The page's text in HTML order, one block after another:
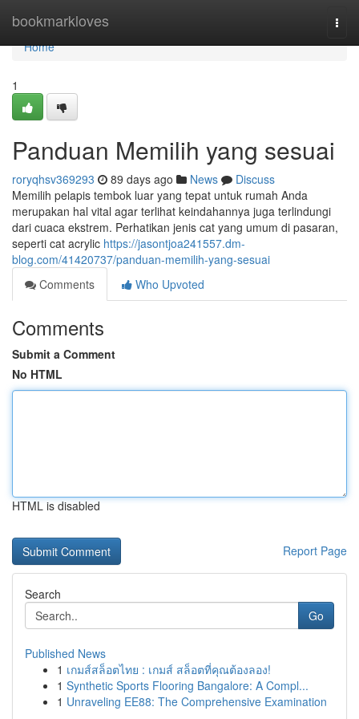
bookmarkloves
Home
Home
1
Panduan Memilih yang sesuai
roryqhsv369293 89 days ago News
Discuss
Memilih pelapis tembok luar yang tepat untuk rumah Anda
merupakan hal vital agar terlihat keindahannya juga terlindungi
dari cuaca ekstrem. Perhatikan jenis cat yang umum di pasaran,
seperti cat acrylic https://jasontjoa241557.dm-
blog.com/41420737/panduan-memilih-yang-sesuai
Comments
Who Upvoted
Comments
Submit a Comment
No HTML
HTML is disabled
Report Page
Search
Go
Published News
1 เกมส์สล็อตไทย : เกมส์ สล็อตที่คุณต้องลอง!
1 Synthetic Sports Flooring Bangalore: A Compl...
1 Unraveling EE88: The Comprehensive Examination